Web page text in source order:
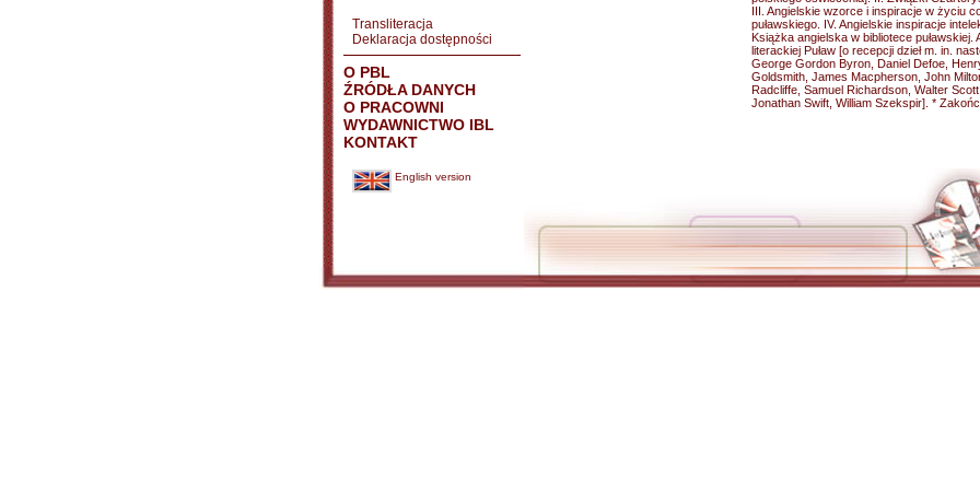
Transliteracja
Deklaracja dostępności
O PBL
ŹRÓDŁA DANYCH
O PRACOWNI
WYDAWNICTWO IBL
KONTAKT
English version
III. Angielskie wzorce i inspiracje w życiu
puławskiego. IV. Angielskie inspiracje
Książka angielska w bibliotece puławskiej.
literackiej Puław [o recepcji dzieł m. in.
George Gordon Byron, Daniel Defoe,
Goldsmith, James Macpherson, John
Radcliffe, Samuel Richardson, Walter
Jonathan Swift, William Szekspir]. *